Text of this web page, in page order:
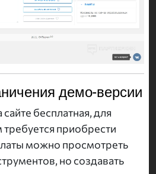
демо-версии
бесплатная, для
приобрести
можно просмотреть
но создавать